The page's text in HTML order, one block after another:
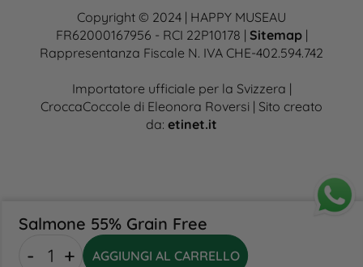
Salmone 55% Grain Free
- + AGGIUNGI AL CARRELLO
Copyright © 2024 | HAPPY MUSEAU
FR62000167956 - RCI 22P10178 | Sitemap|
Rappresentanza Fiscale N. IVA CHE-402.594.742
Importatore ufficiale per la Svizzera |
CroccaCoccole di Eleonora Roversi | Sito creato
da: etinet.it